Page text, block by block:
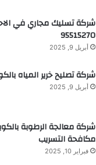
شركة تسليك مجاري في
95515270
أبريل 9, 2025
شركة تصليح خرير المياه بالكويت
أبريل 9, 2025
مكافحة التسريب
فبراير 10, 2025